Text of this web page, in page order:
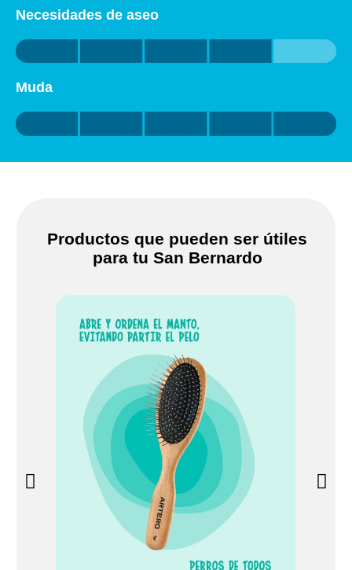
Necesidades de aseo
Muda
Productos que pueden ser útiles
para tu San Bernardo